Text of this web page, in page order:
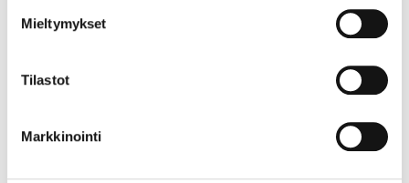
Mieltymykset
Tilastot
Markkinointi